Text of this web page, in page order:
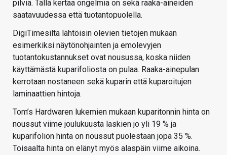
pilviä. Tällä kertaa ongelmia on sekä raaka-aineiden
saatavuudessa että tuotantopuolella.
DigiTimesiltä lähtöisin olevien tietojen mukaan
esimerkiksi näytönohjainten ja emolevyjen
tuotantokustannukset ovat nousussa, koska niiden
käyttämästä kuparifoliosta on pulaa. Raaka-ainepulan
kerrotaan nostaneen sekä kuparin että kuparoitujen
laminaattien hintoja.
Tom’s Hardwaren lukemien mukaan kuparitonnin hinta on
noussut viime joulukuusta laskien jo yli 19 % ja
kuparifolion hinta on noussut puolestaan jopa 35 %.
Toisaalta hinta on elänyt myös alaspäin viime aikoina.